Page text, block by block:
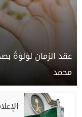
عقد الزمان لؤلؤةً
محمد